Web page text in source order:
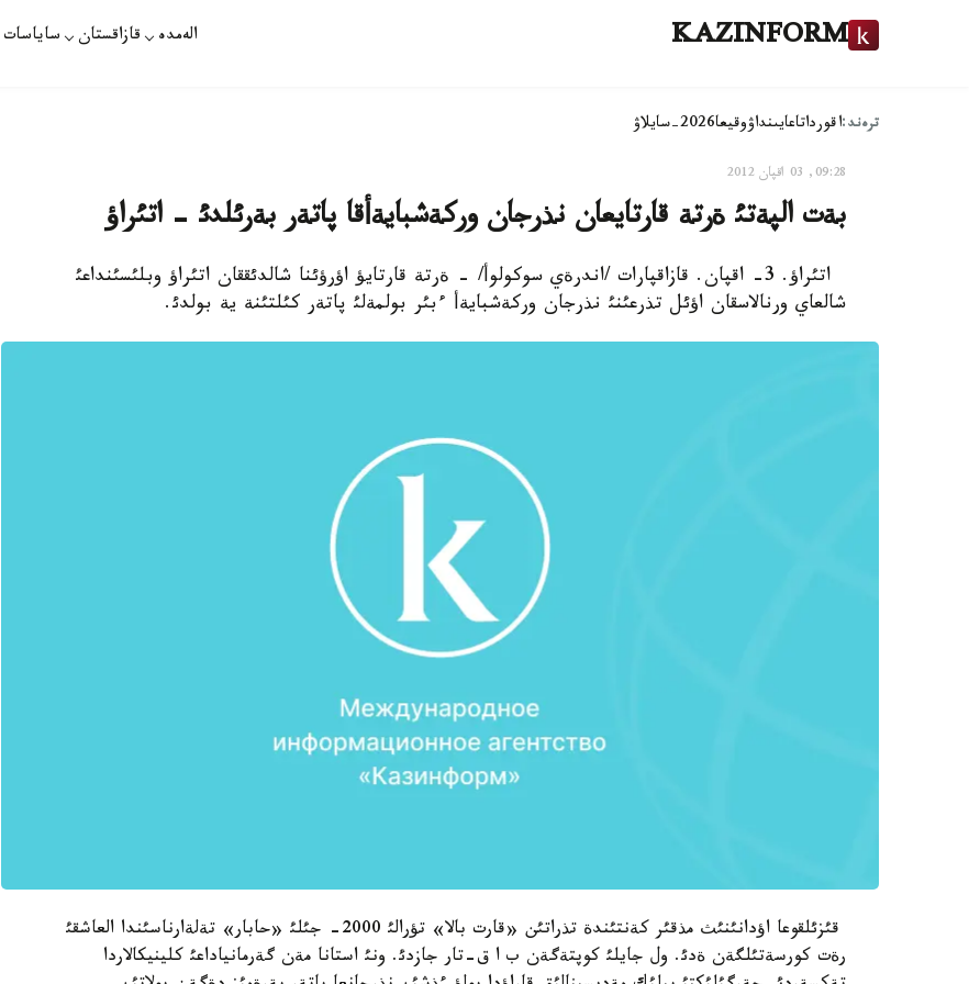
KAZINFORM الەمدە قازاقستان ساياسات
ترەند:اقورداتاعايىنداۋوقيعا2026-سايلاۋ
09:28, 03 اقپان 2012
بةت الپةتئ ةرتة قارتايعان نذرجان وركةشبايةأقا پاتةر بةرئلدئ - اتئراؤ
اتئراؤ. 3- اقپان. قازاقپارات /اندرةي سوكولوأ/ - ةرتة قارتايؤ اؤرؤئنا شالدئققان اتئراؤ وبلئسئنداعئ
شالعاي ورنالاسقان اؤئل تذرعئنئ نذرجان وركةشبايةأ ءبئر بولمةلئ پاتةر كئلتئنة ية بولدئ.
قئزئلقوعا اؤدانئنئث مذقئر كةنتئندة تذراتئن «قارت بالا» تؤرالئ 2000- جئلئ «حابار» تةلةارناسئندا العاشقئ
رةت كورسةتئلگةن ةدئ. ول جايلئ كوپتةگةن ب ا ق-تار جازدئ. ونئ استانا مةن گةرمانياداعئ كلينيكالاردا